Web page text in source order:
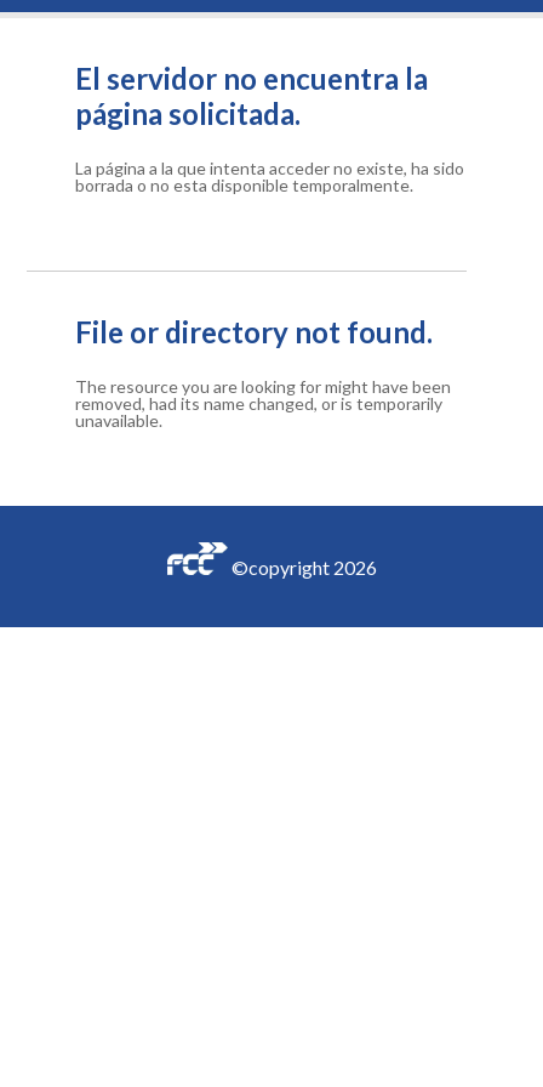
El servidor no encuentra la
página solicitada.
La página a la que intenta acceder no existe, ha sido
borrada o no esta disponible temporalmente.
File or directory not found.
The resource you are looking for might have been
removed, had its name changed, or is temporarily
unavailable.
©copyright 2026